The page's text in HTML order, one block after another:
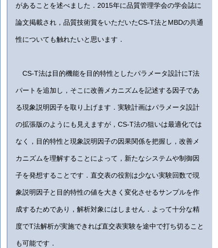
があることを述べました．2015年に品質管理学会の学会誌に
論文掲載され，品質技術賞をいただいたCS-T法とMBDの共通
性についても触れたいと思います．
CS-T法は目的機能を目的特性としたパラメータ設計にT法
パートを追加し，そこに改善メカニズムを記述する因子であ
る現象説明因子を取り上げます．実験計画はパラメータ設計
の拡張版のようにも見えますが，CS-T法の狙いは最適化では
なく，目的特性と現象説明因子の因果関係を把握し，改善メ
カニズムを理解することによって，新たなシステムや制御因
子を発想することです．直交表の役割は少ない実験回数で現
象説明因子と目的特性の値を大きく変化させるサンプルを作
成するためであり，解析対象にはしません．よって十分な精
度でT法解析が実施できれば直交表実験を途中で打ち切ること
も可能です．